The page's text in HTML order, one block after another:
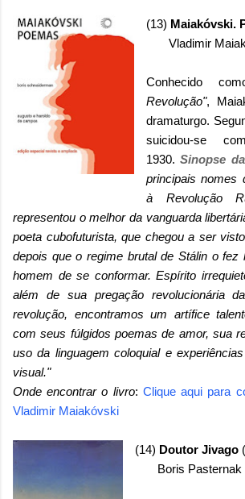
(13) Maiakóvski.
Vladimir
Conhecido
Revolução",
dramaturgo.
suicidou-se
1930.Sinopse
principais nomes
à Revolução
representou o melhor da vanguarda
poeta cubofuturista, que chegou a ser
depois que o regime brutal de Stálin o fez
homem de se conformar. Espírito
além de sua pregação revolucionária
revolução, encontramos um artífice
com seus fúlgidos poemas de amor, sua
uso da linguagem coloquial e
visual."
Onde encontrar o livro: Clique aqui para
Vladimir Maiakóvski
(14) Doutor Jivago
Boris Pasternak